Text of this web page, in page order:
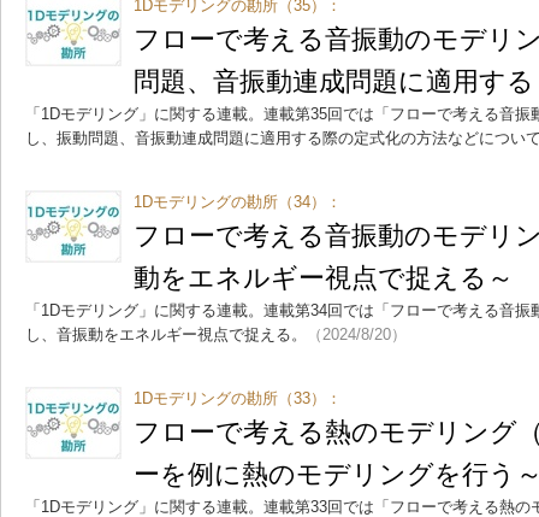
1Dモデリングの勘所（35）：
フローで考える音振動のモデリ
問題、音振動連成問題に適用す
「1Dモデリング」に関する連載。連載第35回では「フローで考える音
し、振動問題、音振動連成問題に適用する際の定式化の方法などについ
1Dモデリングの勘所（34）：
フローで考える音振動のモデリ
動をエネルギー視点で捉える～
「1Dモデリング」に関する連載。連載第34回では「フローで考える音
し、音振動をエネルギー視点で捉える。
（2024/8/20）
1Dモデリングの勘所（33）：
フローで考える熱のモデリング
ーを例に熱のモデリングを行う
「1Dモデリング」に関する連載。連載第33回では「フローで考える熱